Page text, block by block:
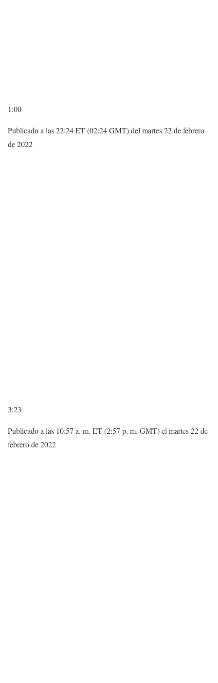
1:00
Publicado a las 22:24 ET (02:24 GMT) del martes 22 de febrero
de 2022
3:23
Publicado a las 10:57 a. m. ET (2:57 p. m. GMT) el martes 22 de
febrero de 2022